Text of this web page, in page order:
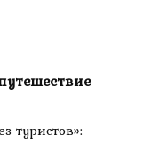
туристов»: